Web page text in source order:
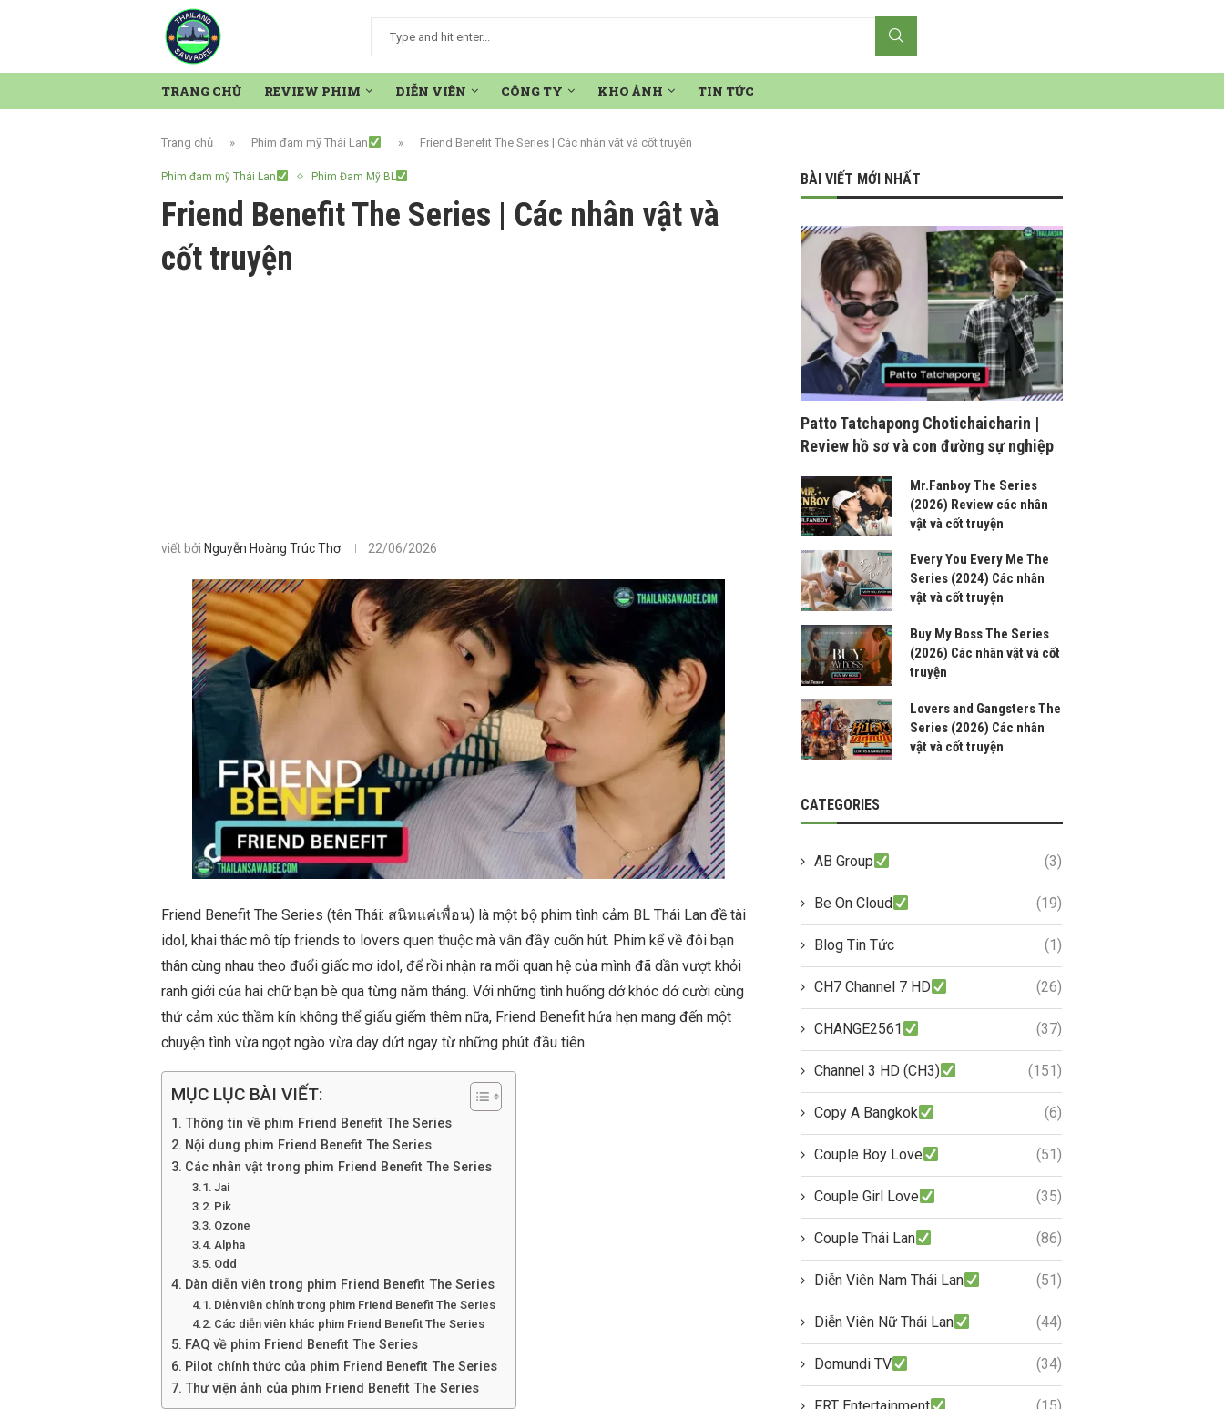
TRANG CHỦ REVIEW PHIM DIỄN VIÊN CÔNG TY KHO ẢNH TIN TỨC
Trang chủ » Phim đam mỹ Thái Lan » Friend Benefit The Series | Các nhân vật và cốt truyện
Phim đam mỹ Thái Lan Phim Đam Mỹ BL
Friend Benefit The Series | Các nhân vật và
cốt truyện
viết bởi Nguyễn Hoàng Trúc Thơ 22/06/2026
Friend Benefit The Series (tên Thái: สนิทแค่เพื่อน) là một bộ phim tình cảm BL Thái Lan đề tài
idol, khai thác mô típ friends to lovers quen thuộc mà vẫn đầy cuốn hút. Phim kể về đôi bạn
thân cùng nhau theo đuổi giấc mơ idol, để rồi nhận ra mối quan hệ của mình đã dần vượt khỏi
ranh giới của hai chữ bạn bè qua từng năm tháng. Với những tình huống dở khóc dở cười cùng
thứ cảm xúc thầm kín không thể giấu giếm thêm nữa, Friend Benefit hứa hẹn mang đến một
chuyện tình vừa ngọt ngào vừa day dứt ngay từ những phút đầu tiên.
MỤC LỤC BÀI VIẾT:
Thông tin về phim Friend Benefit The Series
Nội dung phim Friend Benefit The Series
Các nhân vật trong phim Friend Benefit The Series
Jai
Pik
Ozone
Alpha
Odd
Dàn diễn viên trong phim Friend Benefit The Series
Diễn viên chính trong phim Friend Benefit The Series
Các diễn viên khác phim Friend Benefit The Series
FAQ về phim Friend Benefit The Series
Pilot chính thức của phim Friend Benefit The Series
Thư viện ảnh của phim Friend Benefit The Series
BÀI VIẾT MỚI NHẤT
Patto Tatchapong Chotichaicharin |
Review hồ sơ và con đường sự nghiệp
Mr.Fanboy The Series
(2026) Review các nhân
vật và cốt truyện
Every You Every Me The
Series (2024) Các nhân
vật và cốt truyện
Buy My Boss The Series
(2026) Các nhân vật và cốt
truyện
Lovers and Gangsters The
Series (2026) Các nhân
vật và cốt truyện
CATEGORIES
AB Group (3)
Be On Cloud (19)
Blog Tin Tức (1)
CH7 Channel 7 HD (26)
CHANGE2561 (37)
Channel 3 HD (CH3) (151)
Copy A Bangkok (6)
Couple Boy Love (51)
Couple Girl Love (35)
Couple Thái Lan (86)
Diễn Viên Nam Thái Lan (51)
Diễn Viên Nữ Thái Lan (44)
Domundi TV (34)